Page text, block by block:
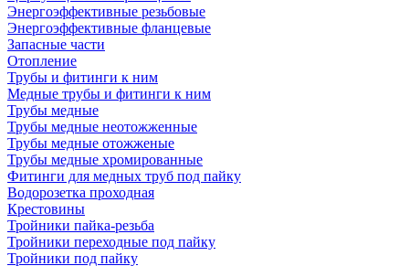
Энергоэффективные резьбовые
Энергоэффективные фланцевые
Запасные части
Отопление
Трубы и фитинги к ним
Медные трубы и фитинги к ним
Трубы медные
Трубы медные неотожженные
Трубы медные отожженые
Трубы медные хромированные
Фитинги для медных труб под пайку
Водорозетка проходная
Крестовины
Тройники пайка-резьба
Тройники переходные под пайку
Тройники под пайку